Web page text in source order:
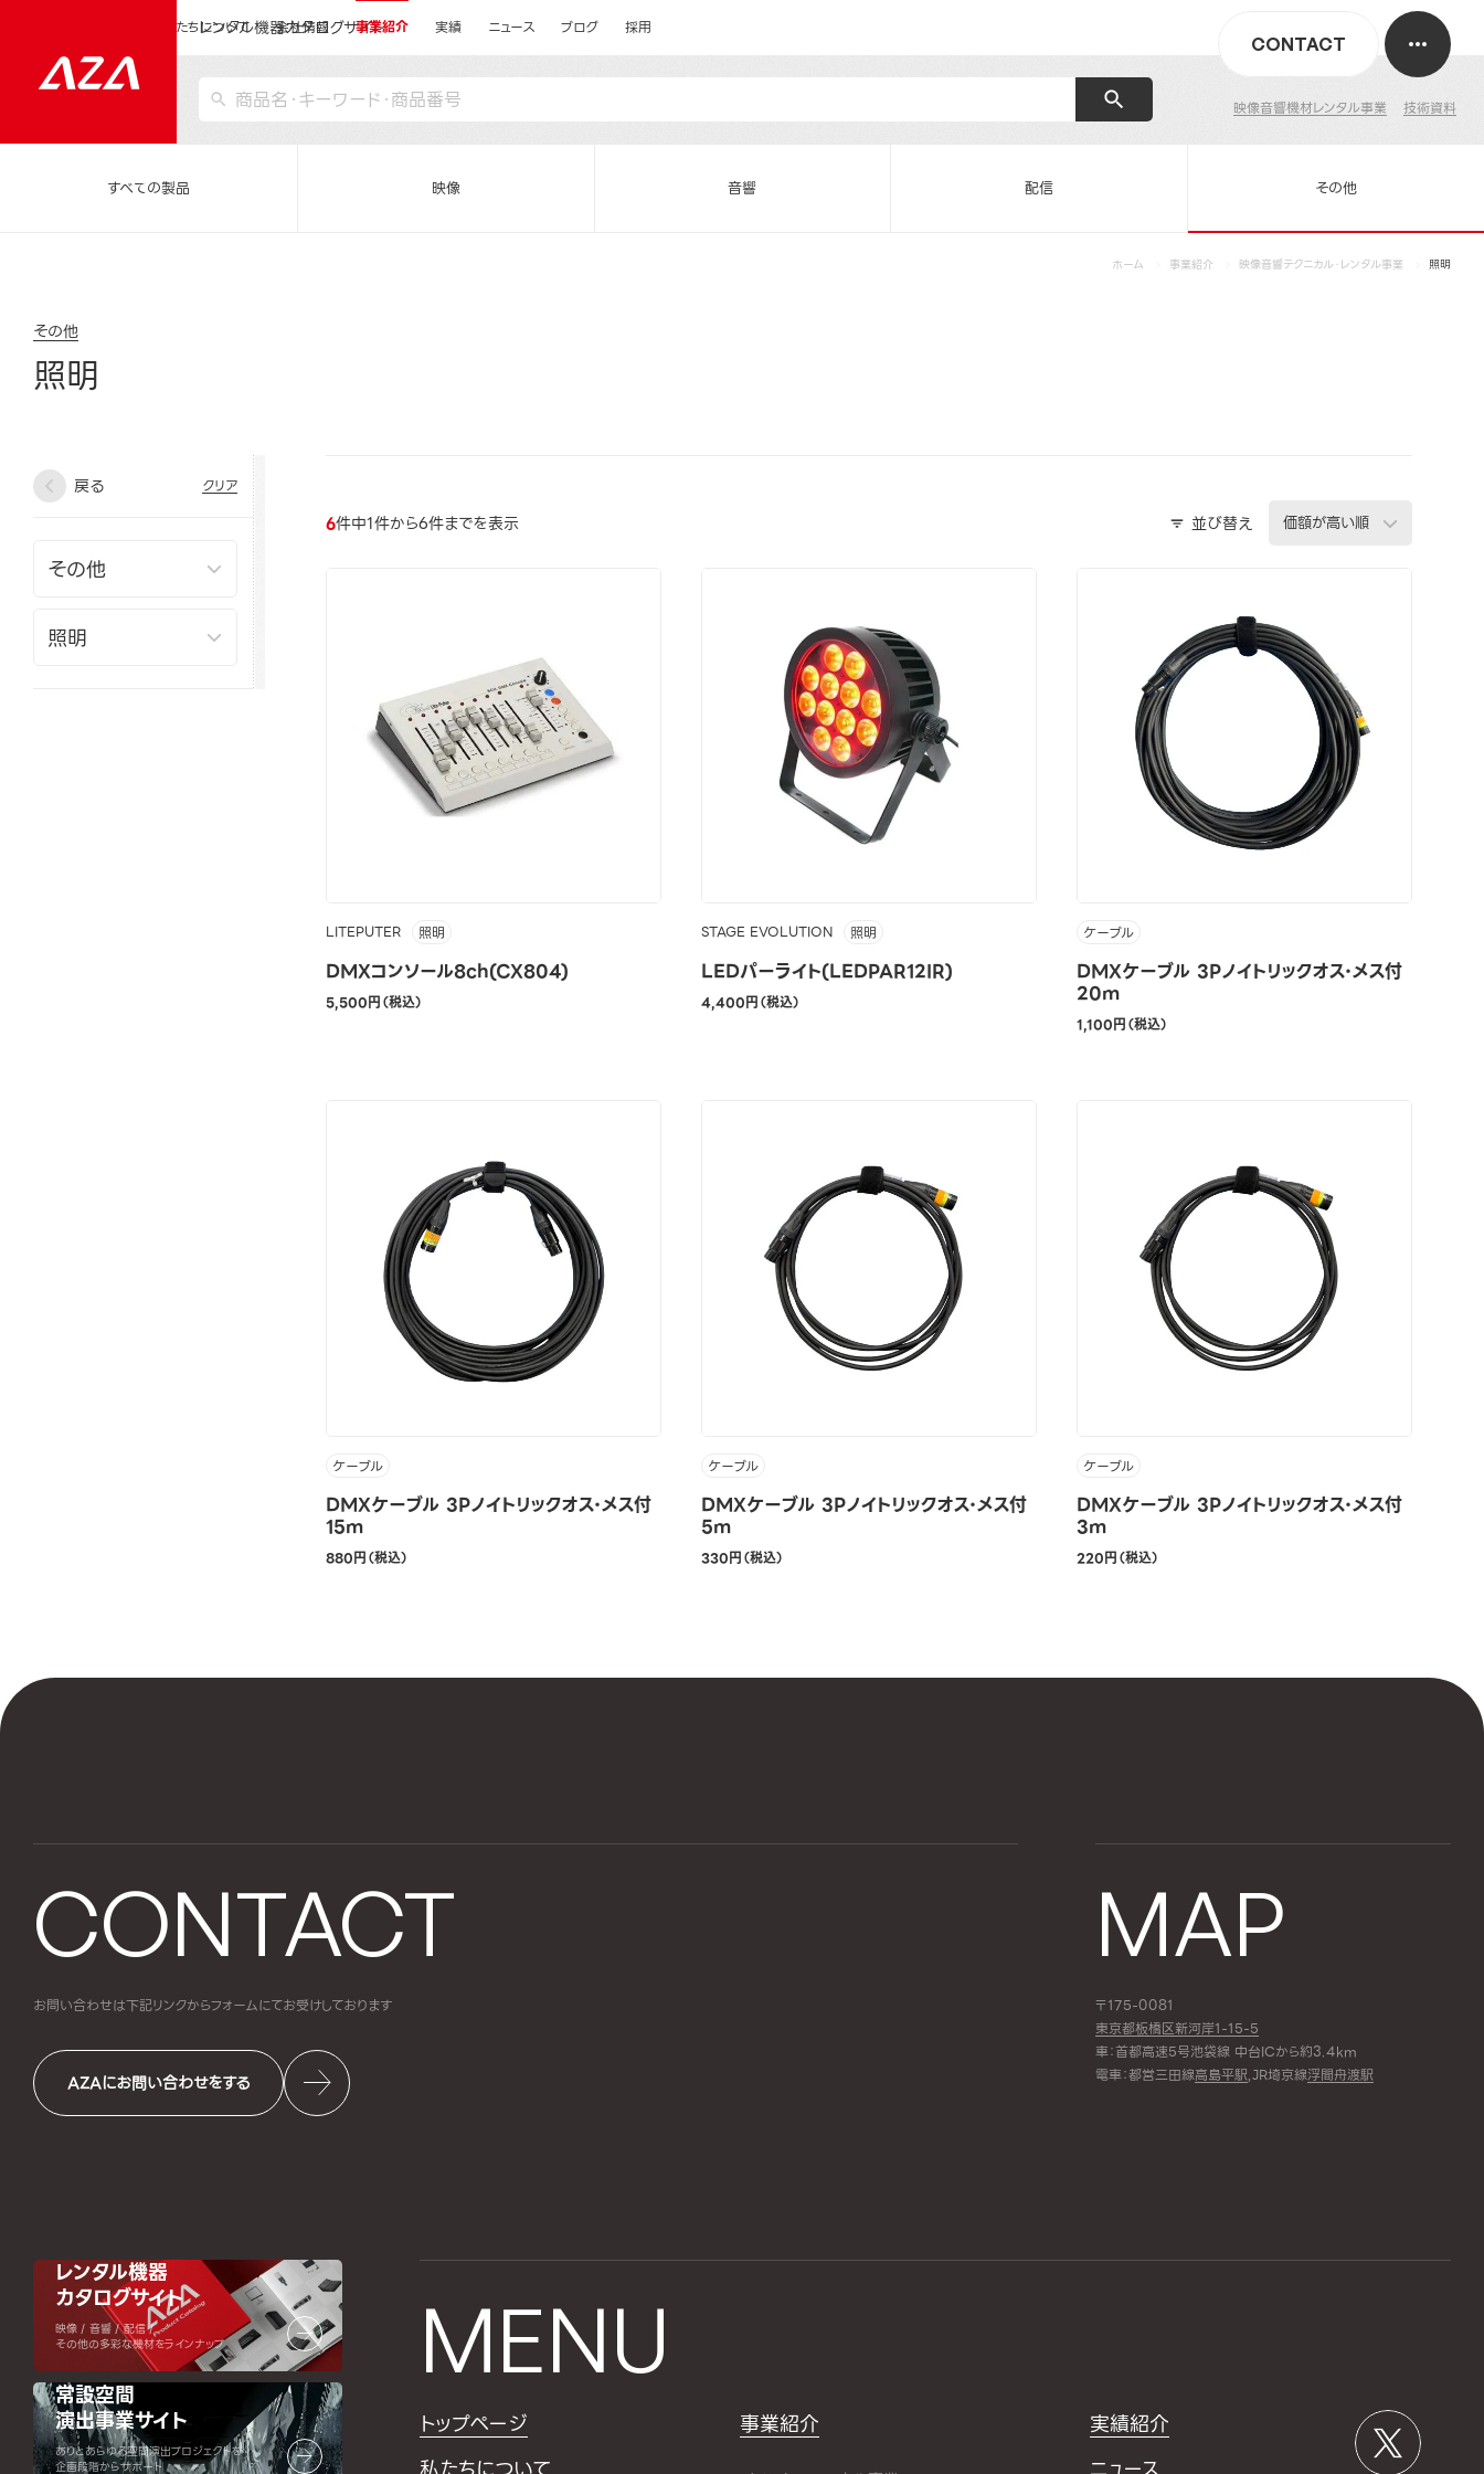
レンタル機器カタログサイト
映像音響機材レンタル事業 技術資料
CONTACT
私たちについて 会社情報 事業紹介 実績 ニュース ブログ 採用
すべての製品 映像 音響 配信 その他
ホーム 事業紹介 映像音響テクニカル・レンタル事業 照明
その他
照明
戻る クリア
6件中1件から6件までを表示 並び替え
LITEPUTER 照明
DMXコンソール8ch(CX804)
5,500円（税込）
STAGE EVOLUTION 照明
LEDパーライト(LEDPAR12IR)
4,400円（税込）
ケーブル
DMXケーブル 3Pノイトリックオス・メス付
20m
1,100円（税込）
ケーブル
DMXケーブル 3Pノイトリックオス・メス付
15m
880円（税込）
ケーブル
DMXケーブル 3Pノイトリックオス・メス付
5m
330円（税込）
ケーブル
DMXケーブル 3Pノイトリックオス・メス付
3m
220円（税込）
CONTACT
お問い合わせは下記リンクからフォームにてお受けしております
AZAにお問い合わせをする
MAP
〒175-0081
東京都板橋区新河岸1-15-5
車：首都高速5号池袋線 中台ICから約3.4km
電車：都営三田線高島平駅,JR埼京線浮間舟渡駅
レンタル機器
カタログサイト
映像 / 音響 / 配信 /
その他の多彩な機材をラインナップ
常設空間
演出事業サイト
ありとあらゆる空間演出プロジェクトを
企画段階からサポート
MENU
トップページ
事業紹介
実績紹介